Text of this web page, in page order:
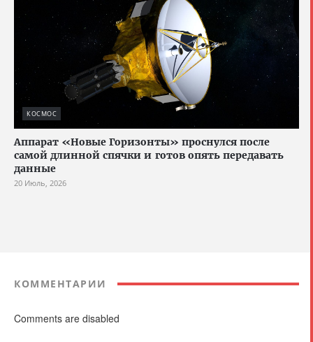
КОСМОС
Аппарат «Новые Горизонты» проснулся после
самой длинной спячки и готов опять передавать
данные
20 Июль, 2026
КОММЕНТАРИИ
Comments are disabled